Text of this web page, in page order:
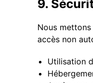
9.
Nous
accès non
Utilisation